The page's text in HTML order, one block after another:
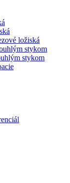
ložiská
stykom
stykom